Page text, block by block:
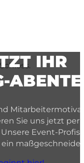
IHR
Sie uns jetzt per
Event-